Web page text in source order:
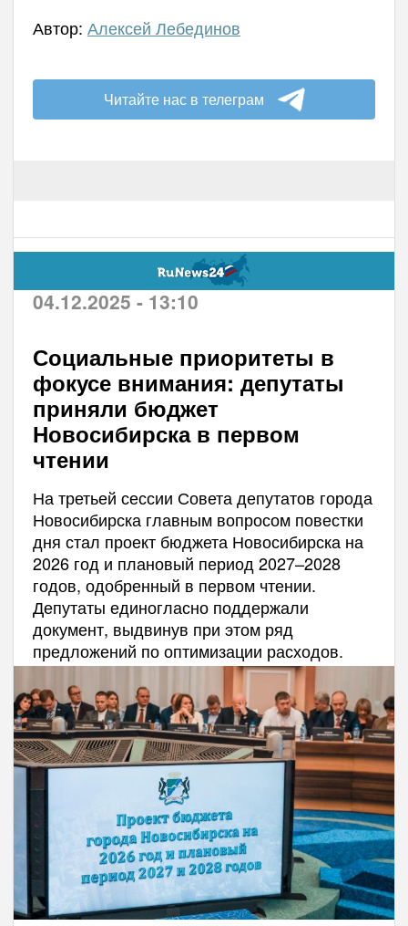
Автор: Алексей Лебединов
Читайте нас в телеграм
04.12.2025 - 13:10
Социальные приоритеты в
фокусе внимания: депутаты
приняли бюджет
Новосибирска в первом
чтении
На третьей сессии Совета депутатов города
Новосибирска главным вопросом повестки
дня стал проект бюджета Новосибирска на
2026 год и плановый период 2027–2028
годов, одобренный в первом чтении.
Депутаты единогласно поддержали
документ, выдвинув при этом ряд
предложений по оптимизации расходов.